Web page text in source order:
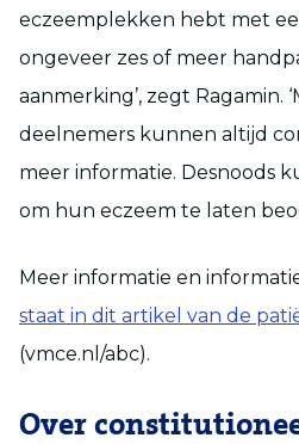
eczeemplekken hebt met
ongeveer zes of meer
aanmerking’, zegt Ragamin.
deelnemers kunnen altijd
meer informatie. Desnoods
om hun eczeem te laten
Meer informatie en
staat in dit artikel van de
(vmce.nl/abc).
Over